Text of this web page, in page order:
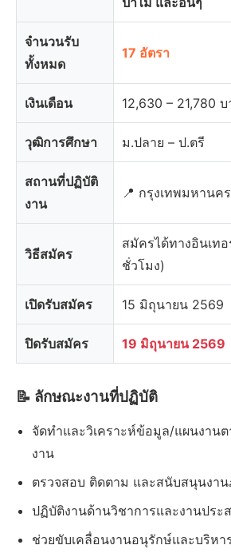
จำนวนรับ
ทั้งหมด
17 อัตรา
เงินเดือน 12,630 – 21,780
วุฒิการศึกษา ม.ปลาย – ป.ตรี
สถานที่ปฏิบัติ
งาน
📍 กรุงเทพมหานคร
วิธีสมัคร
สมัครได้ทางอินเท
ชั่วโมง)
เปิดรับสมัคร 15 มิถุนายน 2569
ปิดรับสมัคร 19 มิถุนายน 2569
📝 ลักษณะงานที่ปฏิบัติ
จัดทำและวิเคราะห์ข้อมูล/แผนงาน
งาน
ตรวจสอบ ติดตาม และสนับสนุนงา
ปฏิบัติงานด้านวิชาการและงานประ
ช่วยขับเคลื่อนงานอนุรักษ์และบริหา